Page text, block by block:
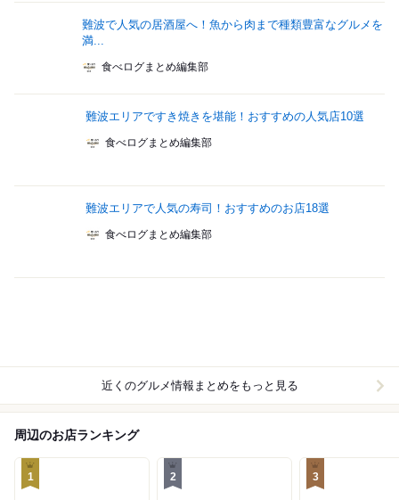
難波で人気の居酒屋へ！魚から肉まで種類豊富なグルメを
満...
食べログまとめ編集部
難波エリアですき焼きを堪能！おすすめの人気店10選
食べログまとめ編集部
難波エリアで人気の寿司！おすすめのお店18選
食べログまとめ編集部
近くのグルメ情報まとめをもっと見る
周辺のお店ランキング
1 2 3